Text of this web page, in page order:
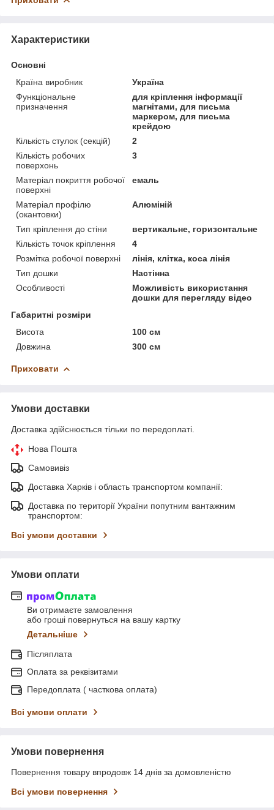
Характеристики
Основні
Країна виробник
Україна
Функціональне
призначення
для кріплення інформації
магнітами, для письма
маркером, для письма
крейдою
Кількість стулок (секцій)
2
Кількість робочих
поверхонь
3
Матеріал покриття робочої
поверхні
емаль
Матеріал профілю
(окантовки)
Алюміній
Тип кріплення до стіни
вертикальне, горизонтальне
Кількість точок кріплення
4
Розмітка робочої поверхні
лінія, клітка, коса лінія
Тип дошки
Настінна
Особливості
Можливість використання
дошки для перегляду відео
Габаритні розміри
Висота
100 см
Довжина
300 см
Приховати
Умови доставки
Доставка здійснюється тільки по передоплаті.
Нова Пошта
Самовивіз
Доставка Харків і область транспортом компанії:
Доставка по території України попутним вантажним
транспортом:
Всі умови доставки
Умови оплати
Ви отримаєте замовлення
або гроші повернуться на вашу картку
Детальніше
Післяплата
Оплата за реквізитами
Передоплата ( часткова оплата)
Всі умови оплати
Умови повернення
Повернення товару впродовж 14 днів за домовленістю
Всі умови повернення